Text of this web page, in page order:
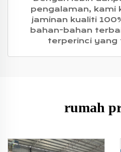
pengalaman, kami
jaminan kualiti
bahan-bahan
terperinci yang
rumah